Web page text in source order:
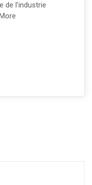
de l’industrie